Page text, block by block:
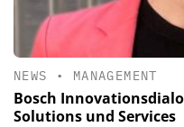
NEWS • MANAGEMENT
Bosch
Solutions und Services